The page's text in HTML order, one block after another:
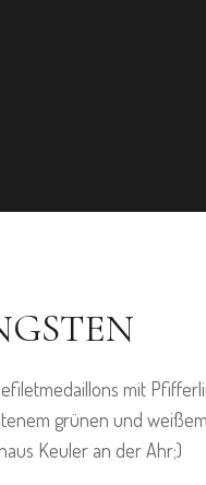
mit
grünen und
Keuler an der Ahr;)